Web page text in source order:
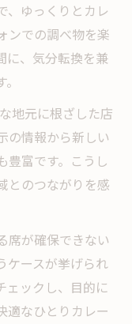
、ゆっくりとカレ
ンでの調べ物を楽
に、気分転換を兼
地元に根ざした店
の情報から新しい
豊富です。こうし
とのつながりを感
席が確保できない
ケースが挙げられ
ェックし、目的に
適なひとりカレー